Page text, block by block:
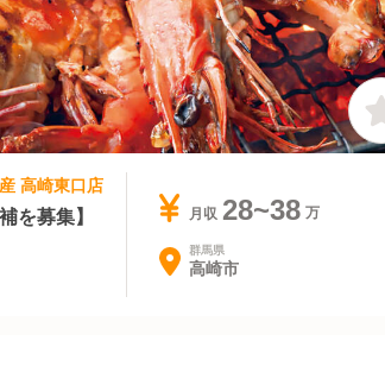
高崎東口店
を募集】
月収 28~38
群馬県
高崎市